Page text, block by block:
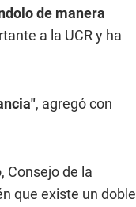
de manera
a la UCR y ha
, agregó con
Consejo de la
que existe un doble